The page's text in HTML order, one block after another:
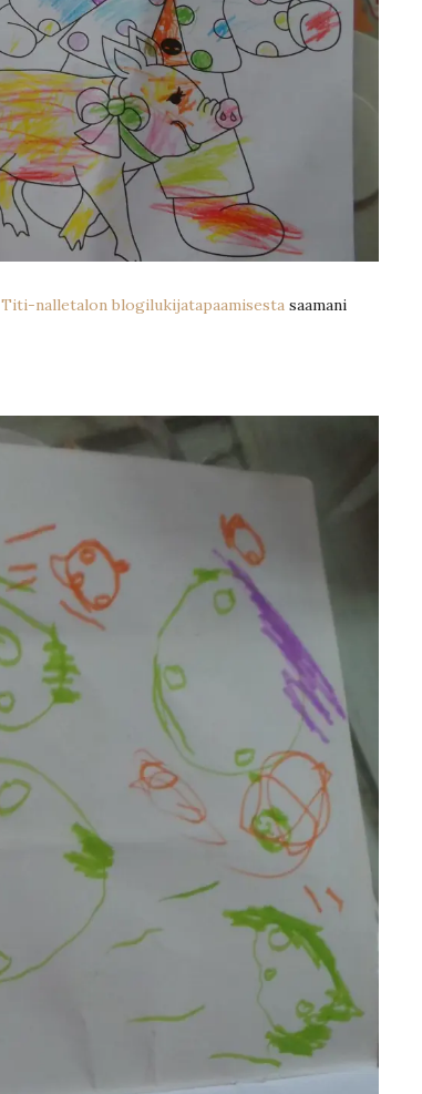
Titi-nalletalon blogilukijatapaamisesta saamani